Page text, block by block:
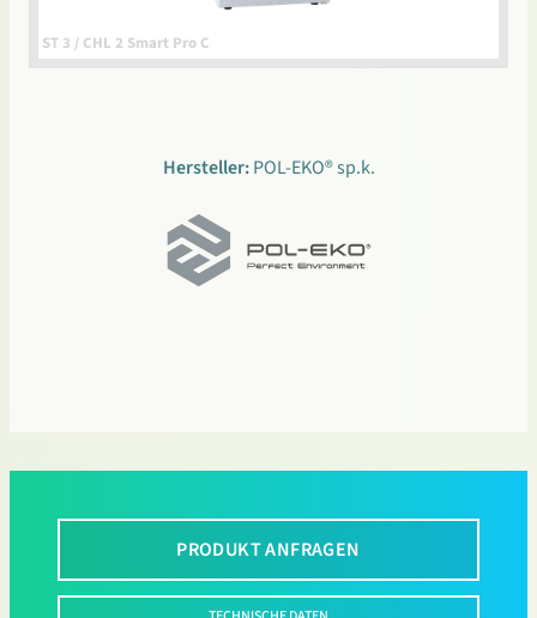
ST 3 / CHL 2 Smart Pro C
Hersteller: POL-EKO® sp.k.
PRODUKT ANFRAGEN